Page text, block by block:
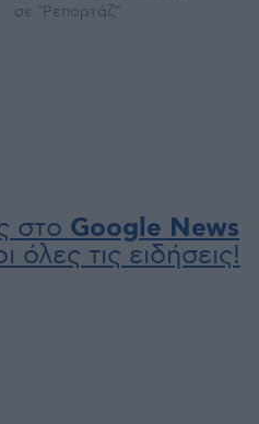
σε "Ρεπορτάζ"
στο Google News
όλες τις ειδήσεις!